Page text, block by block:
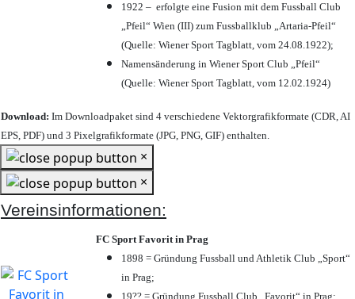
1922 – erfolgte eine Fusion mit dem Fussball Club
„Pfeil“ Wien (III) zum Fussballklub „Artaria-Pfeil“
(Quelle: Wiener Sport Tagblatt, vom 24.08.1922);
Namensänderung in Wiener Sport Club „Pfeil“
(Quelle: Wiener Sport Tagblatt, vom 12.02.1924)
Download: Im Downloadpaket sind 4 verschiedene Vektorgrafikformate (CDR, AI
EPS, PDF) und 3 Pixelgrafikformate (JPG, PNG, GIF) enthalten.
×
×
Vereinsinformationen:
FC Sport Favorit in Prag
1898 = Gründung Fussball und Athletik Club „Sport“
in Prag;
19?? = Gründung Fussball Club „Favorit“ in Prag;